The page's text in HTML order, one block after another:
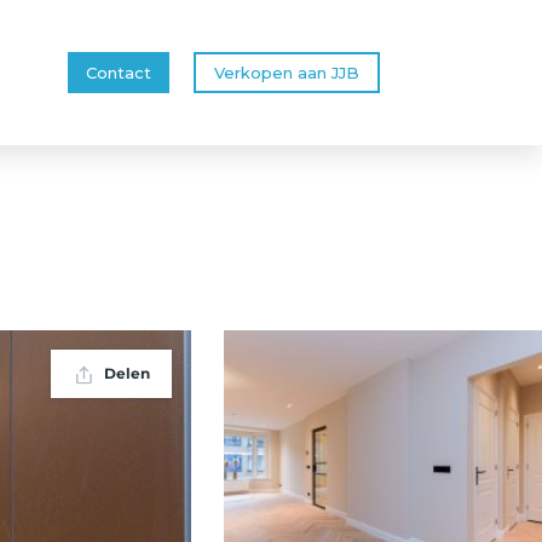
Contact Verkopen aan JJB
Delen